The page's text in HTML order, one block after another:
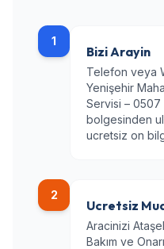
1
Bizi Arayin
Telefon veya
Yenişehir
Servisi –
bolgesinden
ucretsiz on
2
Ucretsiz
Aracinizi
Bakım ve